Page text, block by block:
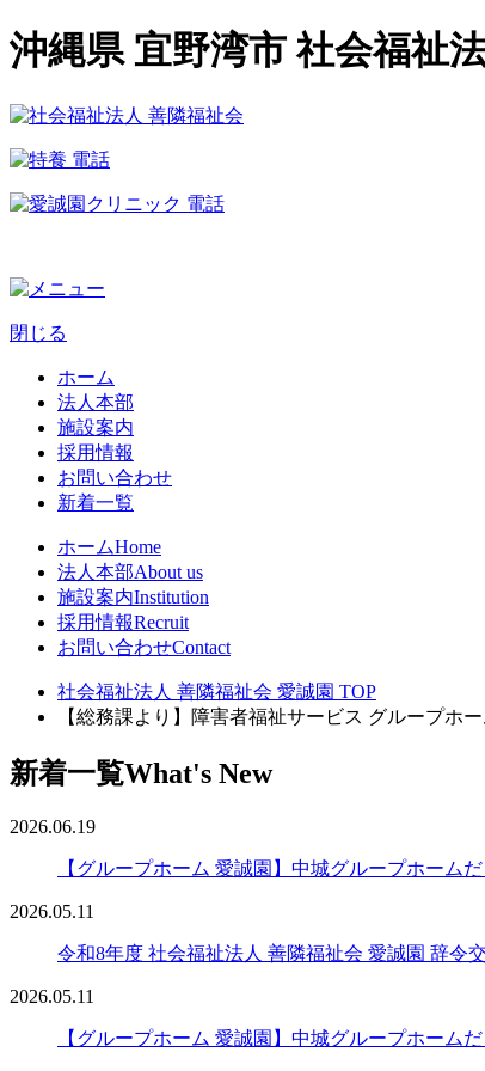
沖縄県 宜野湾市 社会福祉
閉じる
ホーム
法人本部
施設案内
採用情報
お問い合わせ
新着一覧
ホームHome
法人本部About us
施設案内Institution
採用情報Recruit
お問い合わせContact
社会福祉法人 善隣福祉会 愛誠園 TOP
【総務課より】障害者福祉サービス グループホ
新着一覧What's New
2026.06.19
【グループホーム 愛誠園】中城グループホームだ
2026.05.11
令和8年度 社会福祉法人 善隣福祉会 愛誠園 辞令
2026.05.11
【グループホーム 愛誠園】中城グループホームだ